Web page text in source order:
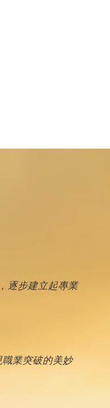
逐步建立起專業
業突破的美妙